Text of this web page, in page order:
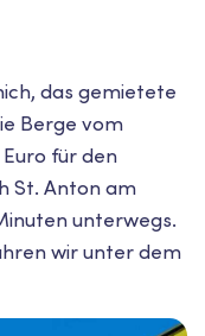
das gemietete
Berge vom
für den
St. Anton am
unterwegs.
wir unter dem